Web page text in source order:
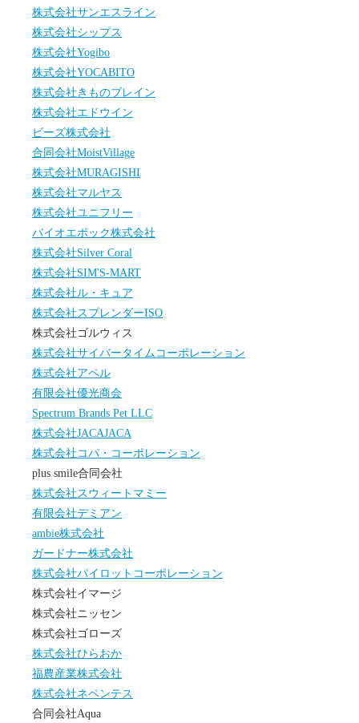
株式会社サンエスライン
株式会社シップス
株式会社Yogibo
株式会社YOCABITO
株式会社きものブレイン
株式会社エドウイン
ビーズ株式会社
合同会社MoistVillage
株式会社MURAGISHI
株式会社マルヤス
株式会社ユニフリー
バイオエポック株式会社
株式会社Silver Coral
株式会社SIM'S-MART
株式会社ル・キュア
株式会社スプレンダーISO
株式会社ゴルウィス
株式会社サイバータイムコーポレーション
株式会社アペル
有限会社優光商会
Spectrum Brands Pet LLC
株式会社JACAJACA
株式会社コパ・コーポレーション
plus smile合同会社
株式会社スウィートマミー
有限会社デミアン
ambie株式会社
ガードナー株式会社
株式会社パイロットコーポレーション
株式会社イマージ
株式会社ニッセン
株式会社ゴローズ
株式会社ひらおか
福農産業株式会社
株式会社ネペンテス
合同会社Aqua